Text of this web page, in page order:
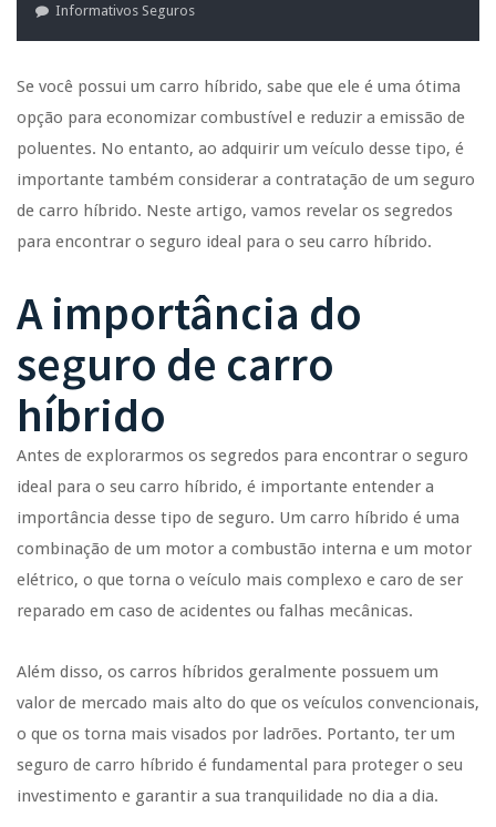
Informativos Seguros
Se você possui um carro híbrido, sabe que ele é uma ótima
opção para economizar combustível e reduzir a emissão de
poluentes. No entanto, ao adquirir um veículo desse tipo, é
importante também considerar a contratação de um seguro
de carro híbrido. Neste artigo, vamos revelar os segredos
para encontrar o seguro ideal para o seu carro híbrido.
A importância do
seguro de carro
híbrido
Antes de explorarmos os segredos para encontrar o seguro
ideal para o seu carro híbrido, é importante entender a
importância desse tipo de seguro. Um carro híbrido é uma
combinação de um motor a combustão interna e um motor
elétrico, o que torna o veículo mais complexo e caro de ser
reparado em caso de acidentes ou falhas mecânicas.
Além disso, os carros híbridos geralmente possuem um
valor de mercado mais alto do que os veículos convencionais,
o que os torna mais visados por ladrões. Portanto, ter um
seguro de carro híbrido é fundamental para proteger o seu
investimento e garantir a sua tranquilidade no dia a dia.